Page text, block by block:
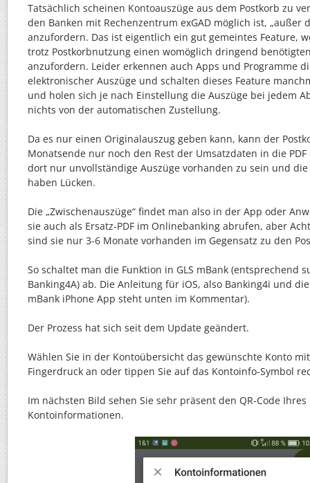
Tatsächlich scheinen Kontoauszüge aus dem Postkorb zu
den Banken mit Rechenzentrum exGAD möglich ist, „außer
anzufordern. Das ist eigentlich ein gut gemeintes Feature,
trotz Postkorbnutzung einen womöglich dringend
anzufordern. Leider erkennen auch Apps und Programme
elektronischer Auszüge und schalten dieses Feature
und holen sich je nach Einstellung die Auszüge bei jedem
nichts von der automatischen Zustellung.
Da es nur einen Originalauszug geben kann, kann der
Monatsende nur noch den Rest der Umsatzdaten in die
dort nur unvollständige Auszüge vorhanden zu sein und
haben Lücken.
Die „Zwischenauszüge“ findet man also in der App oder
sie auch als Ersatz-PDF im Onlinebanking abrufen, aber
sind sie nur 3-6 Monate vorhanden im Gegensatz zu den
So schaltet man die Funktion in GLS mBank (entsprechend
Banking4A) ab. Die Anleitung für iOS, also Banking4i und
mBank iPhone App steht unten im Kommentar).
Der Prozess hat sich seit dem Update geändert.
Wählen Sie in der Kontoübersicht das gewünschte Konto
Fingerdruck an oder tippen Sie auf das Kontoinfo-Symbol
Im nächsten Bild sehen Sie sehr präsent den QR-Code
Kontoinformationen.